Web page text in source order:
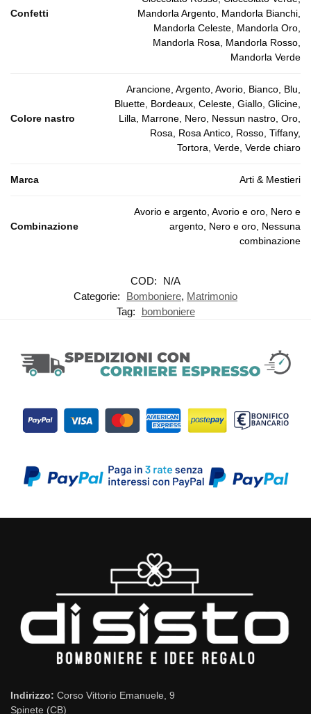
Confetti
Mandorla Argento, Mandorla Bianchi,
Mandorla Celeste, Mandorla Oro,
Mandorla Rosa, Mandorla Rosso,
Mandorla Verde
Colore nastro
Arancione, Argento, Avorio, Bianco, Blu,
Bluette, Bordeaux, Celeste, Giallo, Glicine,
Lilla, Marrone, Nero, Nessun nastro, Oro,
Rosa, Rosa Antico, Rosso, Tiffany,
Tortora, Verde, Verde chiaro
Marca Arti & Mestieri
Combinazione
Avorio e argento, Avorio e oro, Nero e
argento, Nero e oro, Nessuna
combinazione
COD:
N/A
Categorie:
Bomboniere, Matrimonio
Tag:
bomboniere
Indirizzo: Corso Vittorio Emanuele, 9
Spinete (CB)